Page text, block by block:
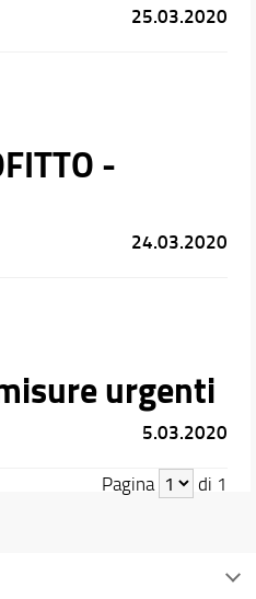
25.03.2020
-
24.03.2020
urgenti
5.03.2020
Pagina di 1